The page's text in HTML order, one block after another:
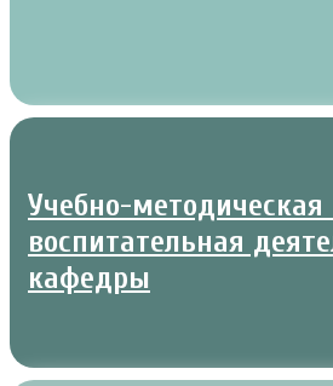
Учебно-методическая
воспитательная
кафедры